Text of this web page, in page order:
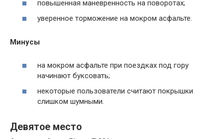
повышенная маневренность на поворотах;
уверенное торможение на мокром асфальте.
Минусы
на мокром асфальте при поездках под гору
начинают буксовать;
некоторые пользователи считают покрышки
слишком шумными.
Девятое место